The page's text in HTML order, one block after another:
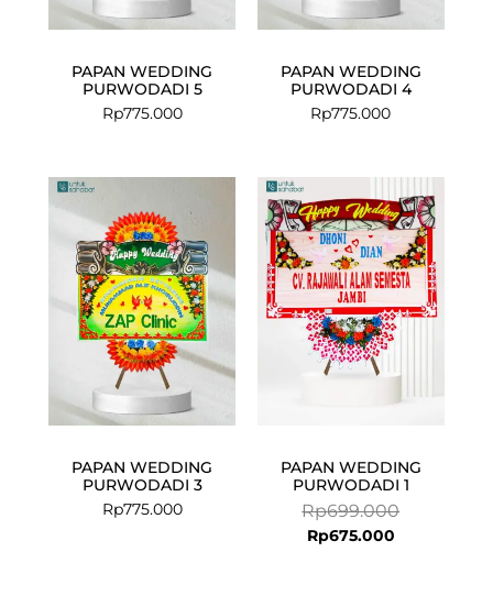
PAPAN WEDDING
PURWODADI 5
Rp775.000
PAPAN WEDDING
PURWODADI 4
Rp775.000
PAPAN WEDDING
PURWODADI 3
Rp775.000
PAPAN WEDDING
PURWODADI 1
Rp699.000
price
was:
Rp699.000.
Rp675.000
price
is:
Rp675.000.